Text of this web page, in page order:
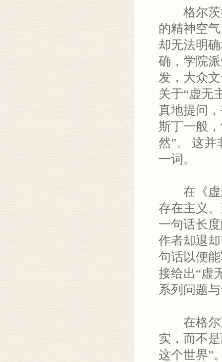
格尔茨提
的精神空
却无法明
确，学院
发，大众
关于“虚无
真地提问
斯丁一般
然”。 这并
一词。
在《虚无
存在主义
一句话长
作者却退
句话以便
接给出“虚
系列问题
在格尔茨
实，而不
这个世界”